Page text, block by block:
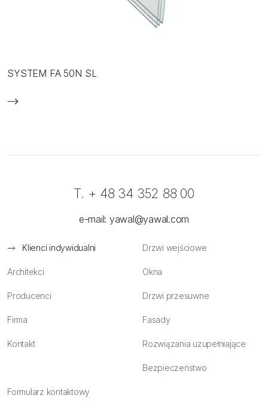
SYSTEM FA 50N SL
Klienci indywidualni
Architekci
Producenci
Firma
Kontakt
Drzwi wejściowe
Okna
Drzwi przesuwne
Fasady
Rozwiązania uzupełniające
Bezpieczeństwo
Formularz kontaktowy
T. + 48 34 352 88 00
e-mail: yawal@yawal.com